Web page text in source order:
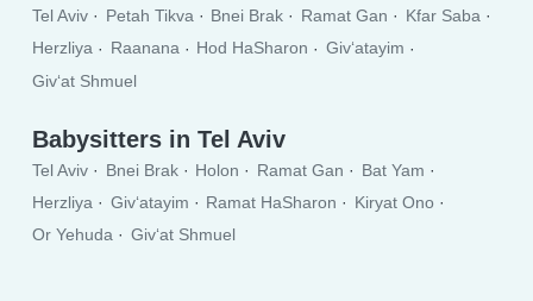
Tel Aviv Petah Tikva Bnei Brak Ramat Gan
Kfar Saba
Herzliya
Raanana Hod HaSharon
Giv‘atayim
Giv‘at Shmuel
Babysitters in Tel Aviv
Tel Aviv Bnei Brak Holon Ramat Gan
Bat Yam
Herzliya
Giv‘atayim Ramat HaSharon
Kiryat Ono
Or Yehuda
Giv‘at Shmuel